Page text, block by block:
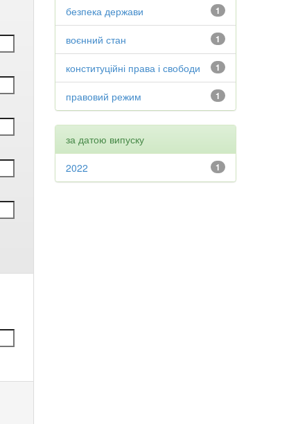
1
безпека держави
1
воєнний стан
1
конституційні права і свободи
1
правовий режим
за датою випуску
1
2022